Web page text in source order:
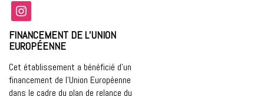
instagram
FINANCEMENT DE L’UNION
EUROPÉENNE
Cet établissement a bénéficié d’un
financement de l’Union Européenne
dans le cadre du plan de relance du